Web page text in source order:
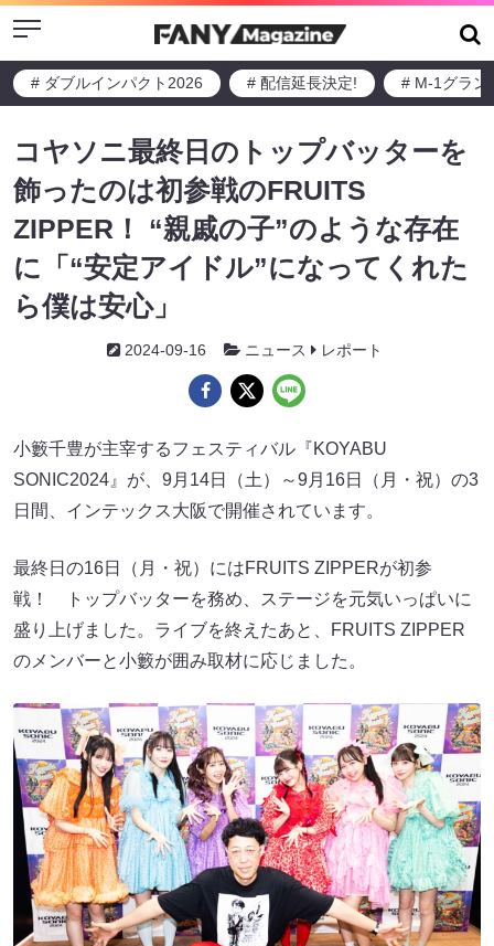
Menu
# ダブルインパクト2026 # 配信延長決定! # M-1グラン
コヤソニ最終日のトップバッターを
飾ったのは初参戦のFRUITS
ZIPPER！ “親戚の子”のような存在
に「“安定アイドル”になってくれた
ら僕は安心」
2024-09-16 ニュース レポート
小籔千豊が主宰するフェスティバル『KOYABU
SONIC2024』が、9月14日（土）～9月16日（月・祝）の3
日間、インテックス大阪で開催されています。
最終日の16日（月・祝）にはFRUITS ZIPPERが初参
戦！ トップバッターを務め、ステージを元気いっぱいに
盛り上げました。ライブを終えたあと、FRUITS ZIPPER
のメンバーと小籔が囲み取材に応じました。